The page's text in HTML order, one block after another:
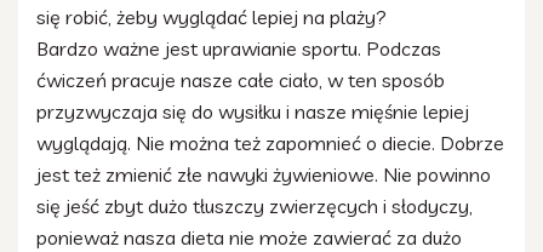
się robić, żeby wyglądać lepiej na plaży?
Bardzo ważne jest uprawianie sportu. Podczas
ćwiczeń pracuje nasze całe ciało, w ten sposób
przyzwyczaja się do wysiłku i nasze mięśnie lepiej
wyglądają. Nie można też zapomnieć o diecie. Dobrze
jest też zmienić złe nawyki żywieniowe. Nie powinno
się jeść zbyt dużo tłuszczy zwierzęcych i słodyczy,
ponieważ nasza dieta nie może zawierać za dużo